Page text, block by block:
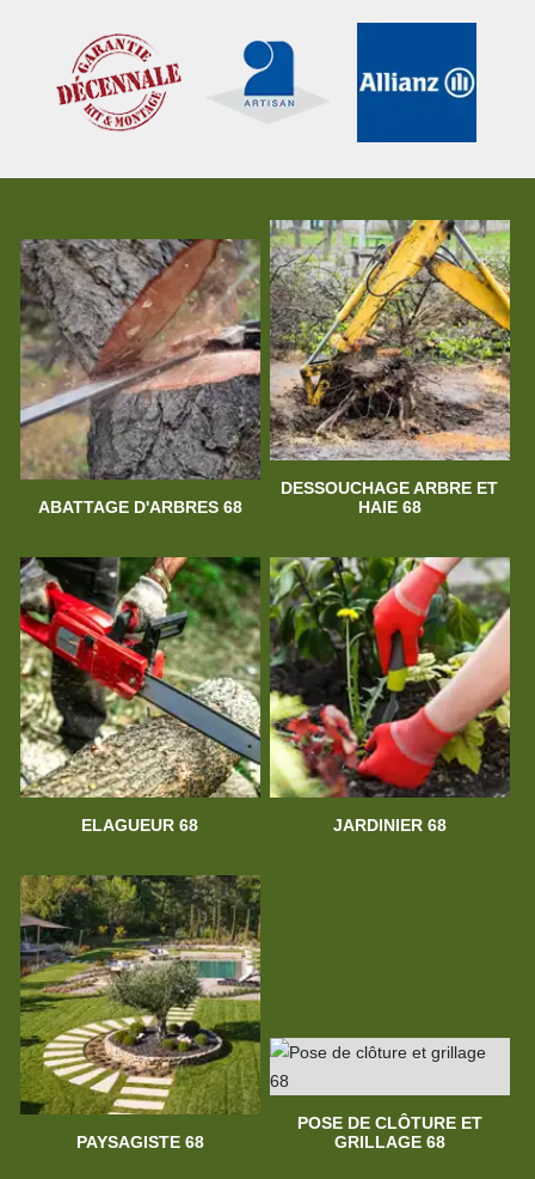
ABATTAGE D'ARBRES 68
DESSOUCHAGE ARBRE ET
HAIE 68
ELAGUEUR 68 JARDINIER 68
PAYSAGISTE 68
POSE DE CLÔTURE ET
GRILLAGE 68